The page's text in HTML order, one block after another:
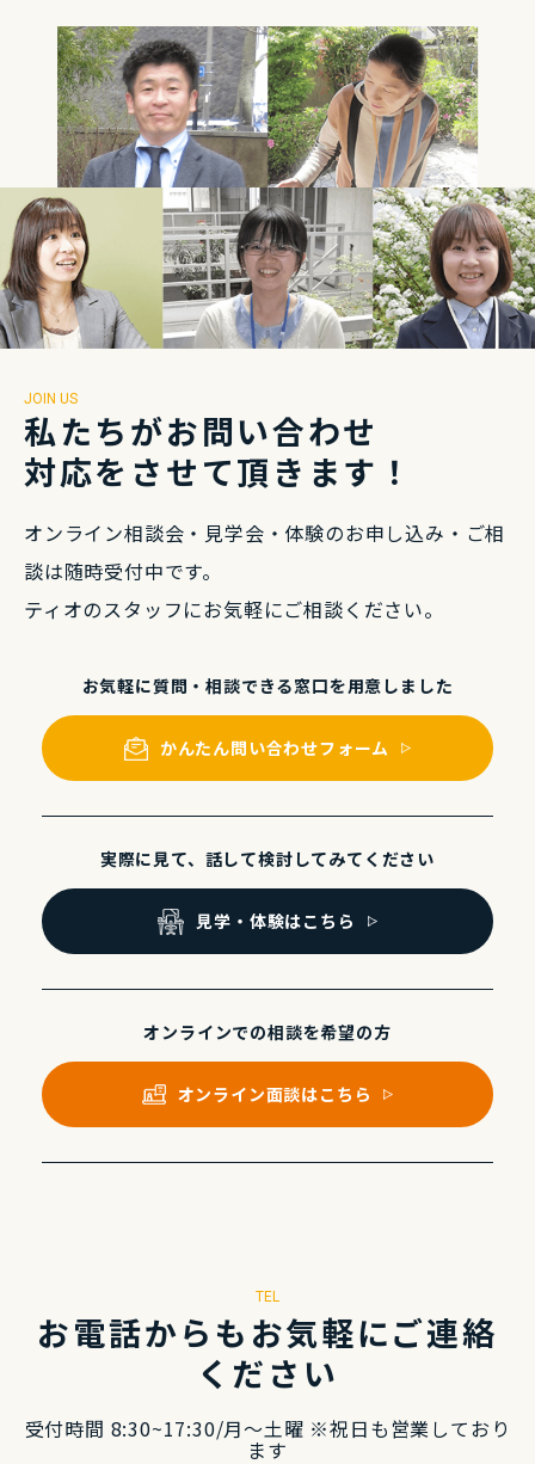
JOIN US
私たちがお問い合わせ
対応をさせて頂きます！
オンライン相談会・⾒学会・体験のお申し込み・ ご相
談は随時受付中です。
ティオのスタッフにお気軽にご相談ください。
お気軽に質問・相談できる窓⼝を⽤意しました
かんたん問い合わせフォーム
実際に⾒て、話して検討してみてください
⾒学・体験はこちら
オンラインでの相談を希望の⽅
オンライン⾯談はこちら
TEL
お電話からもお気軽にご連絡
ください
受付時間 8:30~17:30/⽉〜⼟曜 ※祝⽇も営業しており
ます